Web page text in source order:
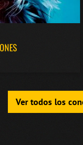
Ver todos los